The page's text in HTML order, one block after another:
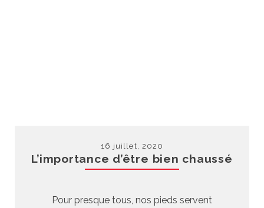
16 juillet, 2020
L’importance d’être bien chaussé
Pour presque tous, nos pieds servent